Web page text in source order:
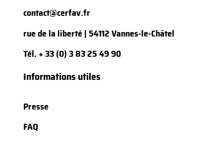
contact@cerfav.fr
rue de la liberté | 54112 Vannes-le-Châtel
Tél. + 33 (0) 3 83 25 49 90
Informations utiles
Presse
FAQ